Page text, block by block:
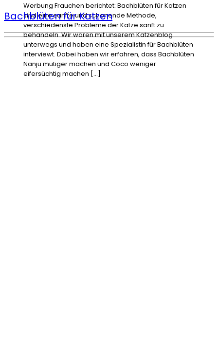
Werbung Frauchen berichtet: Bachblüten für Katzen
sind eine sanfte und schonende Methode,
verschiedenste Probleme der Katze sanft zu
behandeln. Wir waren mit unserem Katzenblog
unterwegs und haben eine Spezialistin für Bachblüten
interviewt. Dabei haben wir erfahren, dass Bachblüten
Nanju mutiger machen und Coco weniger
eifersüchtig machen […]
Bachblüten für Katzen